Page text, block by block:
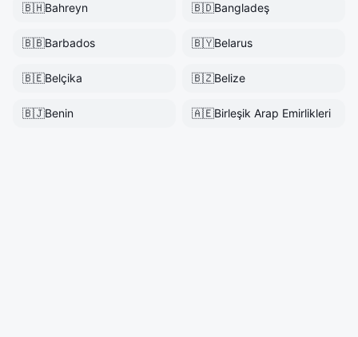
🇧🇭Bahreyn 🇧🇩Bangladeş
🇧🇧Barbados 🇧🇾Belarus
🇧🇪Belçika 🇧🇿Belize
🇧🇯Benin 🇦🇪Birleşik Arap Emirlikleri